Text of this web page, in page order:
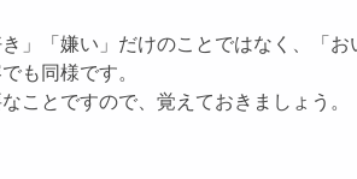
」「嫌い」だけのことではなく、「
も同様です。
ことですので、覚えておきましょう。